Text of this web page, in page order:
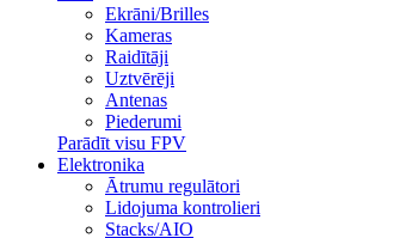
Ekrāni/Brilles
Kameras
Raidītāji
Uztvērēji
Antenas
Piederumi
Parādīt visu FPV
Elektronika
Ātrumu regulātori
Lidojuma kontrolieri
Stacks/AIO